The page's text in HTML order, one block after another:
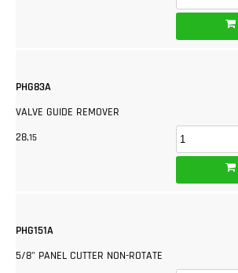
PHG83A
VALVE GUIDE REMOVER
28,15
PHG151A
5/8" PANEL CUTTER NON-ROTATE